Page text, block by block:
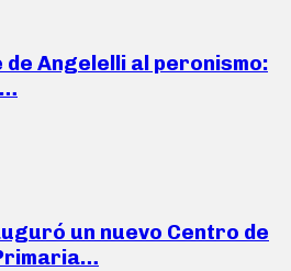
de Angelelli al peronismo:
un nuevo Centro de